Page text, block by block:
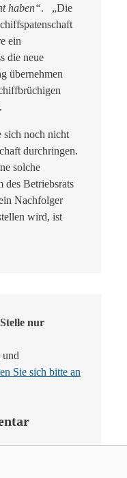
haben“. „Die
ein
die neue
übernehmen
noch nicht
durchringen.
solche
des Betriebsrats
Nachfolger
wird, ist
nur
Sie sich bitte an